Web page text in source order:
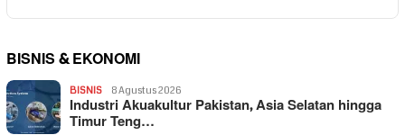
BISNIS & EKONOMI
BISNIS 8 Agustus 2026
Industri Akuakultur Pakistan, Asia Selatan hingga
Timur Teng…